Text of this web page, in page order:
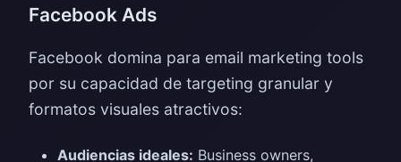
Facebook Ads
Facebook domina para email marketing tools
por su capacidad de targeting granular y
formatos visuales atractivos:
Audiencias ideales: Business owners,